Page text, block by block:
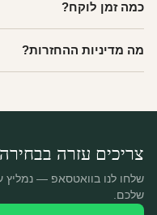
הצבעים זמינים ללא תוספת
כמה זמן לוקח?
14:00 — יצאו באותו יום.
מה מדיניות ההחזרות?
צריכים עזרה
שלחו לנו בוואטסאפ — נמליץ
שלכם.